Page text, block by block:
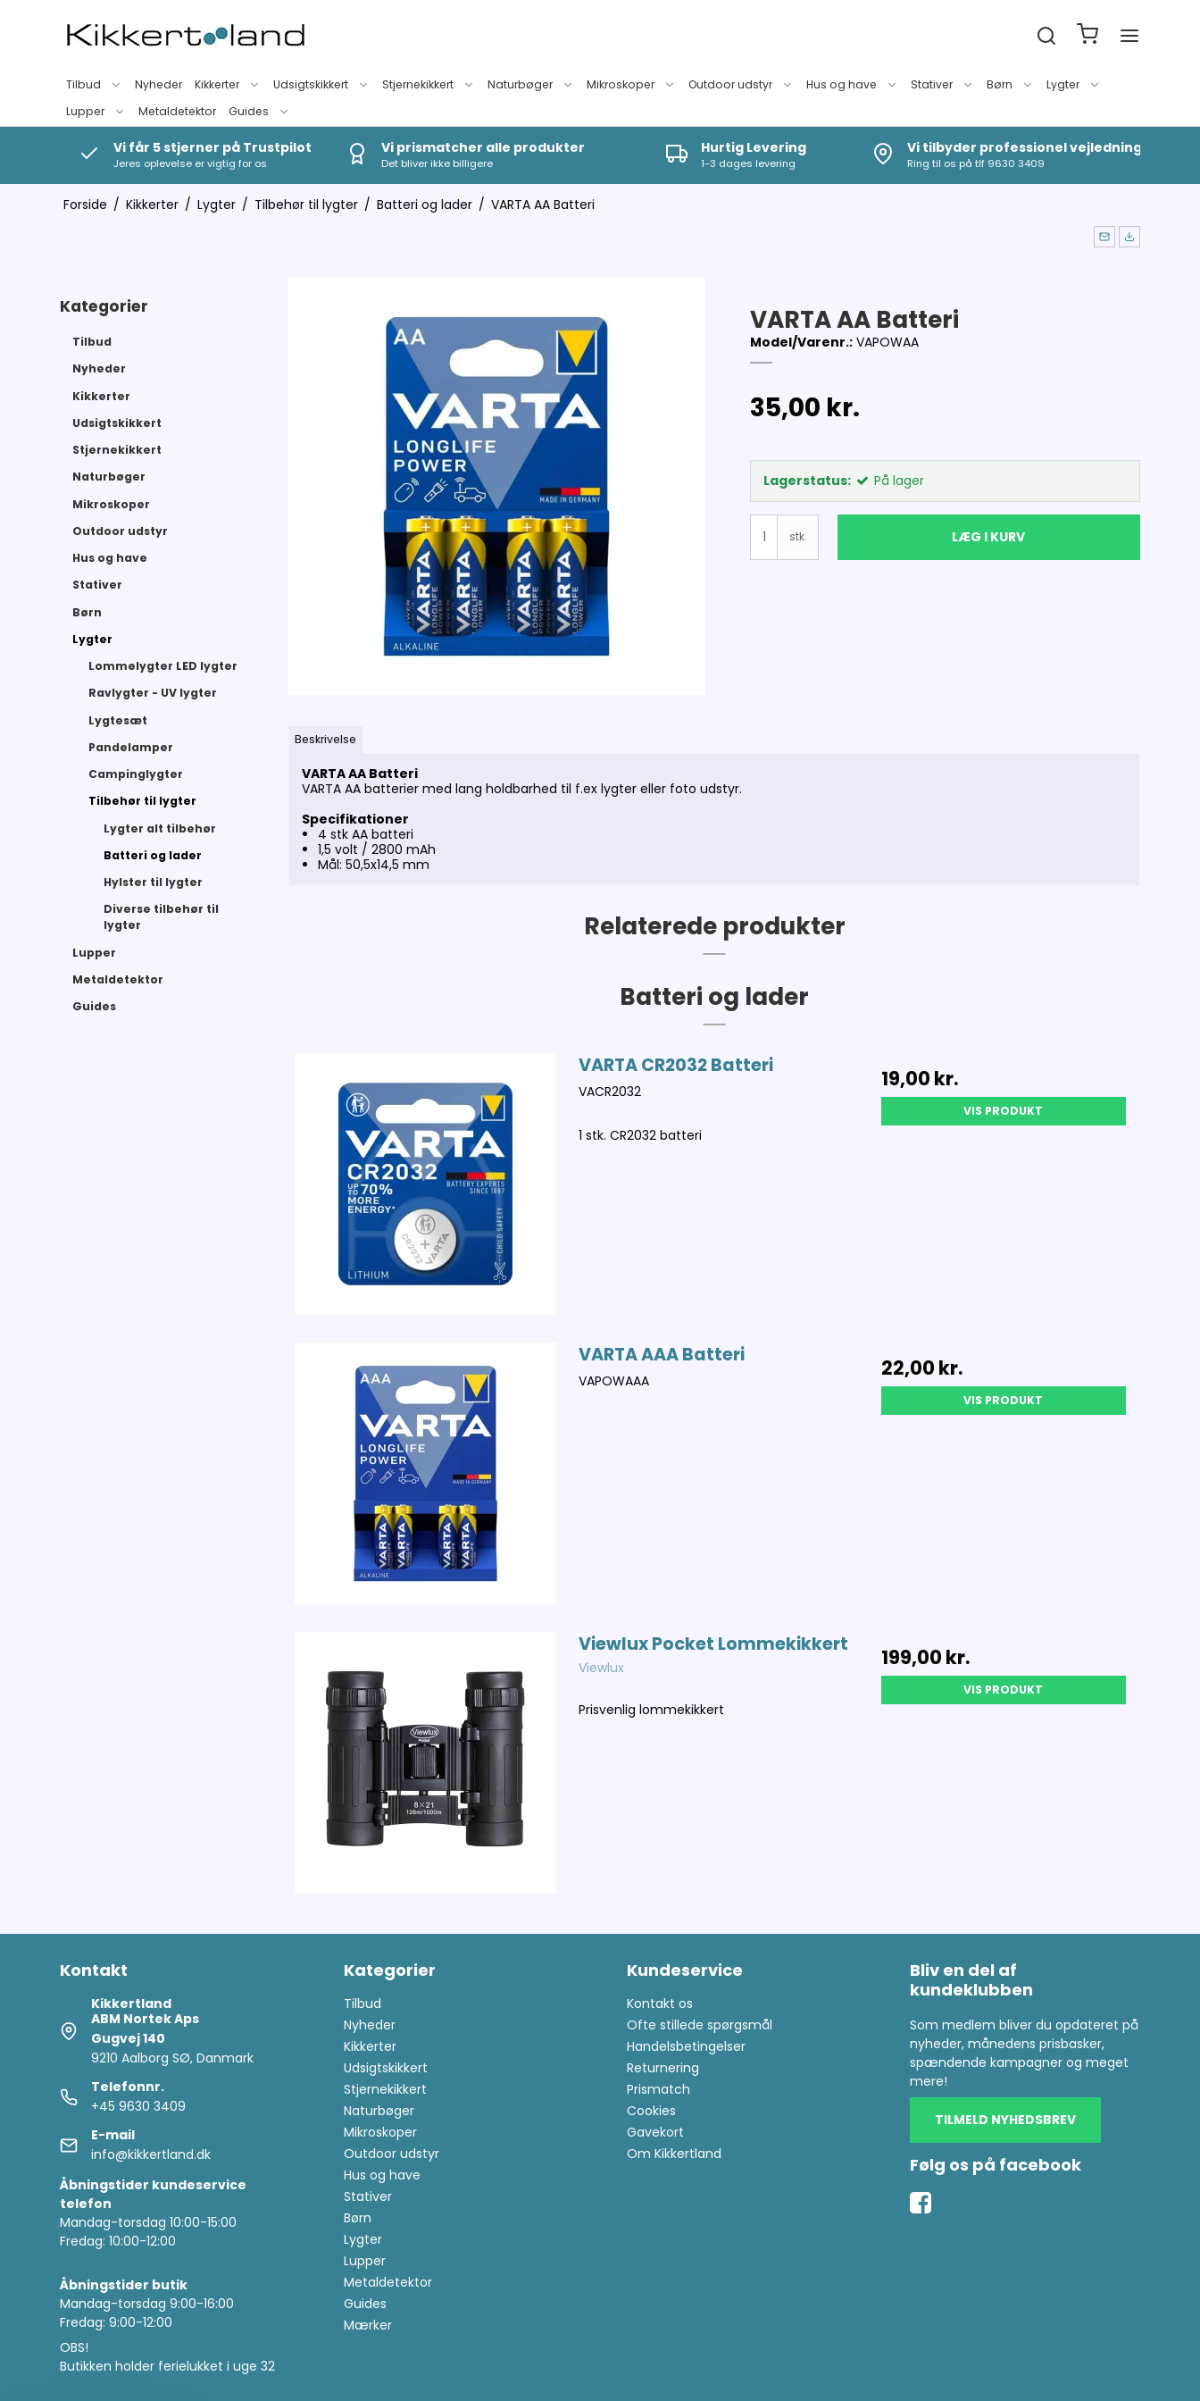
Tilbud Nyheder Kikkerter Udsigtskikkert Stjernekikkert Naturbøger Mikroskoper Outdoor udstyr Hus og have Stativer Børn
Lygter
Lupper
Metaldetektor Guides
Vi får 5 stjerner på Trustpilot
Jeres oplevelse er vigtig for os
Vi prismatcher alle produkter
Det bliver ikke billigere
Hurtig Levering
1-3 dages levering
Vi tilbyder professionel vejledning
Ring til os på tlf 9630 3409
Forside / Kikkerter / Lygter / Tilbehør til lygter / Batteri og lader / VARTA AA Batteri
Kategorier
Tilbud
Nyheder
Kikkerter
Udsigtskikkert
Stjernekikkert
Naturbøger
Mikroskoper
Outdoor udstyr
Hus og have
Stativer
Børn
Lygter
Lommelygter LED lygter
Ravlygter - UV lygter
Lygtesæt
Pandelamper
Campinglygter
Tilbehør til lygter
Lygter alt tilbehør
Batteri og lader
Hylster til lygter
Diverse tilbehør til
lygter
Lupper
Metaldetektor
Guides
VARTA AA Batteri
Model/Varenr.: VAPOWAA
35,00 kr.
Lagerstatus: På lager
stk. LÆG I KURV
Beskrivelse
VARTA AA Batteri
VARTA AA batterier med lang holdbarhed til f.ex lygter eller foto udstyr.
Specifikationer
4 stk AA batteri
1,5 volt / 2800 mAh
Mål: 50,5x14,5 mm
Relaterede produkter
Batteri og lader
VARTA CR2032 Batteri
VACR2032
1 stk. CR2032 batteri
19,00 kr.
VIS PRODUKT
VARTA AAA Batteri
VAPOWAAA 22,00 kr.
VIS PRODUKT
Viewlux Pocket Lommekikkert
Viewlux
Prisvenlig lommekikkert
199,00 kr.
VIS PRODUKT
Kontakt
Kikkertland
ABM Nortek Aps
Gugvej 140
9210 Aalborg SØ, Danmark
Telefonnr.
+45 9630 3409
E-mail
info@kikkertland.dk
Åbningstider kundeservice
telefon
Mandag-torsdag 10:00-15:00
Fredag: 10:00-12:00
Åbningstider butik
Mandag-torsdag 9:00-16:00
Fredag: 9:00-12:00
OBS!
Butikken holder ferielukket i uge 32
Kategorier
Tilbud
Nyheder
Kikkerter
Udsigtskikkert
Stjernekikkert
Naturbøger
Mikroskoper
Outdoor udstyr
Hus og have
Stativer
Børn
Lygter
Lupper
Metaldetektor
Guides
Mærker
Kundeservice
Kontakt os
Ofte stillede spørgsmål
Handelsbetingelser
Returnering
Prismatch
Cookies
Gavekort
Om Kikkertland
Bliv en del af
kundeklubben
Som medlem bliver du opdateret på
nyheder, månedens prisbasker,
spændende kampagner og meget
mere!
TILMELD NYHEDSBREV
Følg os på facebook